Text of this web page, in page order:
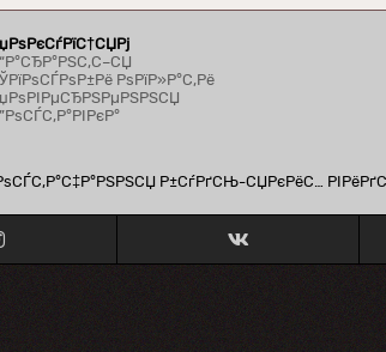
РѕРїР»Р°С‚Рё
Р±СѓРґСЊ-СЏРєРёС…